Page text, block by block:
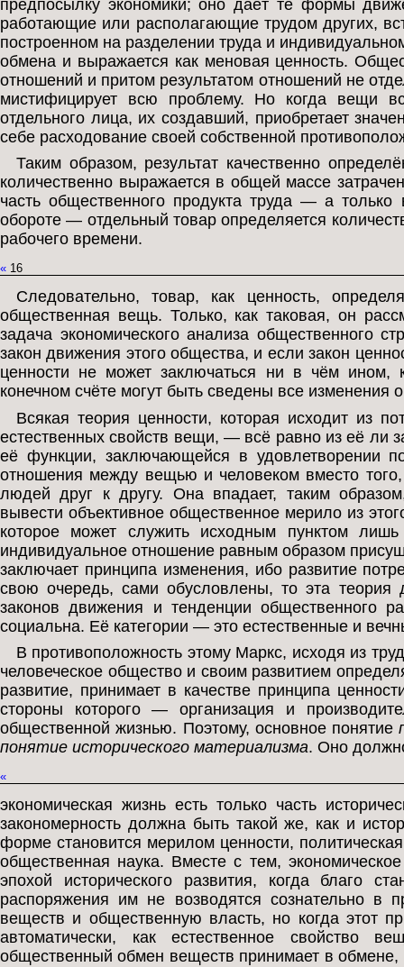
предпосылку экономики; оно даёт те формы
работающие или располагающие трудом других,
построенном на разделении труда и
обмена и выражается как меновая ценность.
отношений и притом результатом отношений не
мистифицирует всю проблему. Но когда вещи
отдельного лица, их создавший, приобретает
себе расходование своей собственной
Таким образом, результат качественно
количественно выражается в общей массе
часть общественного продукта труда — а
обороте — отдельный товар определяется
рабочего времени.
« 16
Следовательно, товар, как ценность,
общественная вещь. Только, как таковая, он
задача экономического анализа общественного
закон движения этого общества, и если закон
ценности не может заключаться ни в чём
конечном счёте могут быть сведены все изменения
Всякая теория ценности, которая исходит из
естественных свойств вещи, — всё равно из её ли
её функции, заключающейся в удовлетворении
отношения между вещью и человеком вместо
людей друг к другу. Она впадает, таким
вывести объективное общественное мерило из
которое может служить исходным пунктом
индивидуальное отношение равным образом
заключает принципа изменения, ибо развитие
свою очередь, сами обусловлены, то эта теория
законов движения и тенденции общественного
социальна. Её категории — это естественные и
В противоположность этому Маркс, исходя из
человеческое общество и своим развитием
развитие, принимает в качестве принципа
стороны которого — организация и
общественной жизнью. Поэтому, основное понятие
понятие исторического материализма. Оно
«
экономическая жизнь есть только часть
закономерность должна быть такой же, как и
форме становится мерилом ценности,
общественная наука. Вместе с тем,
эпохой исторического развития, когда благо
распоряжения им не возводятся сознательно в
веществ и общественную власть, но когда этот
автоматически, как естественное свойство
общественный обмен веществ принимает в обмене,